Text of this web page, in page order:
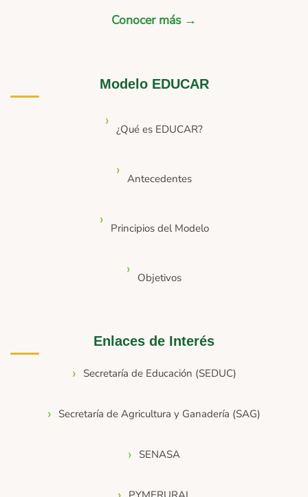
Conocer más →
Modelo EDUCAR
¿Qué es EDUCAR?
Antecedentes
Principios del Modelo
Objetivos
Enlaces de Interés
Secretaría de Educación (SEDUC)
Secretaría de Agricultura y Ganadería (SAG)
SENASA